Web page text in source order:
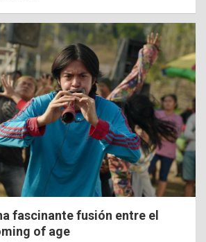
fascinante fusión entre el
of age